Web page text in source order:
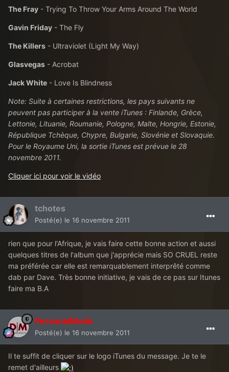
The Fray - Trying To Throw Your Arms Around The World
Gavin Friday - The Fly
The Killers - Ultraviolet (Light My Way)
Glasvegas - Acrobat
Jack White - Love Is Blindness
Note: Suite à certaines restrictions, les pays suivants ne
peuvent pas participer à la vente iTunes : Finlande, Grèce,
Lettonie, Lituanie, Roumanie, Pologne, Malte, Hongrie, Estonie,
République Tchèque, Chypre, Bulgarie, Slovénie et Slovaquie.
Pour le Royaume Uni, la sortie iTunes est prévue le 28
novembre 2011.
Cliquer ici pour voir le vidéo
tchotes
Posté(e) le 16 novembre 2011
rien que pour l'Afrique, je vais faire cette bonne action et aussi
quelques titres de l'album que j'apprécie mais SO CRUEL reste
ma préférée car elle est remarquablement interprêté comme
dab par Dave. Très bonne initiative, je vais de ce pas sur Itunes
faire ma B.A
PersonalMode
Posté(e) le 16 novembre 2011
Il te suffit de cliquer sur le logo iTunes du message. Je te le
remet d'ailleurs